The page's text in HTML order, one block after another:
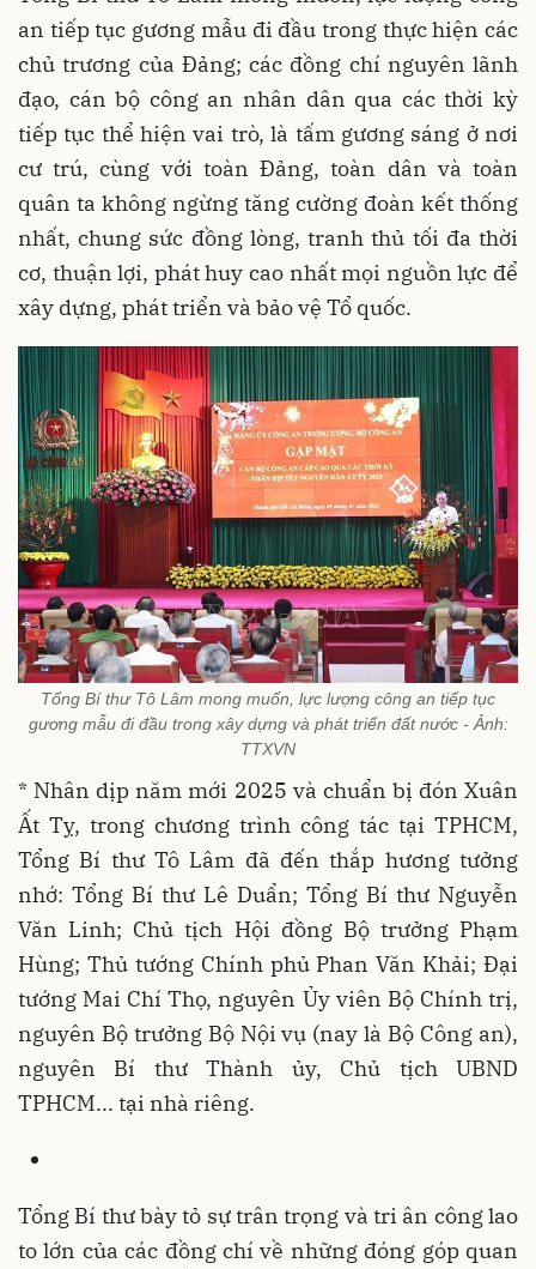
an tiếp tục gương mẫu đi đầu trong thực hiện các
chủ trương của Đảng; các đồng chí nguyên lãnh
đạo, cán bộ công an nhân dân qua các thời kỳ
tiếp tục thể hiện vai trò, là tấm gương sáng ở nơi
cư trú, cùng với toàn Đảng, toàn dân và toàn
quân ta không ngừng tăng cường đoàn kết thống
nhất, chung sức đồng lòng, tranh thủ tối đa thời
cơ, thuận lợi, phát huy cao nhất mọi nguồn lực để
xây dựng, phát triển và bảo vệ Tổ quốc.
Tổng Bí thư Tô Lâm mong muốn, lực lượng công an tiếp tục
gương mẫu đi đầu trong xây dựng và phát triển đất nước - Ảnh:
TTXVN
* Nhân dịp năm mới 2025 và chuẩn bị đón Xuân
Ất Tỵ, trong chương trình công tác tại TPHCM,
Tổng Bí thư Tô Lâm đã đến thắp hương tưởng
nhớ: Tổng Bí thư Lê Duẩn; Tổng Bí thư Nguyễn
Văn Linh; Chủ tịch Hội đồng Bộ trưởng Phạm
Hùng; Thủ tướng Chính phủ Phan Văn Khải; Đại
tướng Mai Chí Thọ, nguyên Ủy viên Bộ Chính trị,
nguyên Bộ trưởng Bộ Nội vụ (nay là Bộ Công an),
nguyên Bí thư Thành ủy, Chủ tịch UBND
TPHCM... tại nhà riêng.
Tổng Bí thư bày tỏ sự trân trọng và tri ân công lao
to lớn của các đồng chí về những đóng góp quan